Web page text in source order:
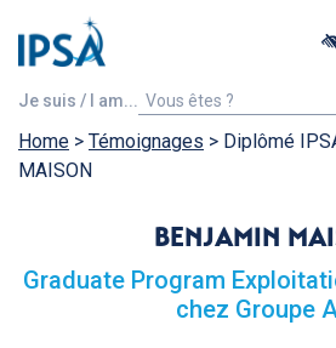
@ -0,0 +1,7 @@
Je suis / I am... Vous êtes ?
Un étudiant étranger
Home > Témoignages > Diplômé
MAISON
BENJAMIN
Graduate Program
chez Groupe